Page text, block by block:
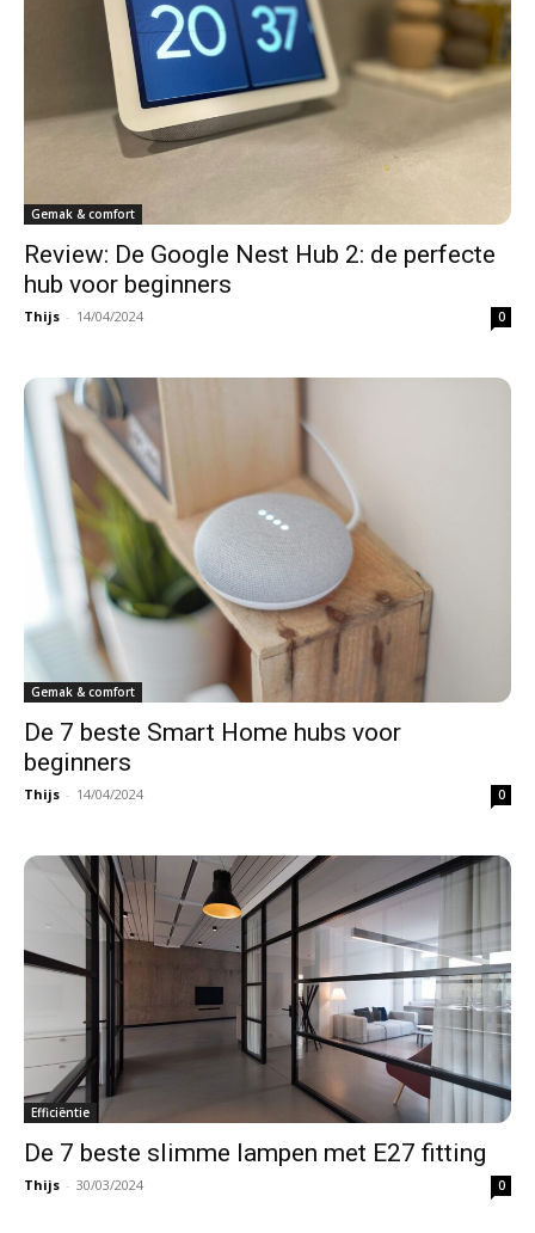
Gemak & comfort
Review: De Google Nest Hub 2: de perfecte
hub voor beginners
Thijs - 14/04/2024 0
Gemak & comfort
De 7 beste Smart Home hubs voor
beginners
Thijs - 14/04/2024 0
Efficiëntie
De 7 beste slimme lampen met E27 fitting
Thijs - 30/03/2024 0